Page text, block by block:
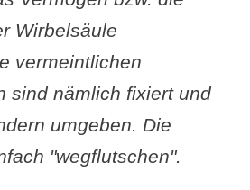
Wirbelsäule
vermeintlichen
sind nämlich fixiert und
umgeben. Die
"wegflutschen".